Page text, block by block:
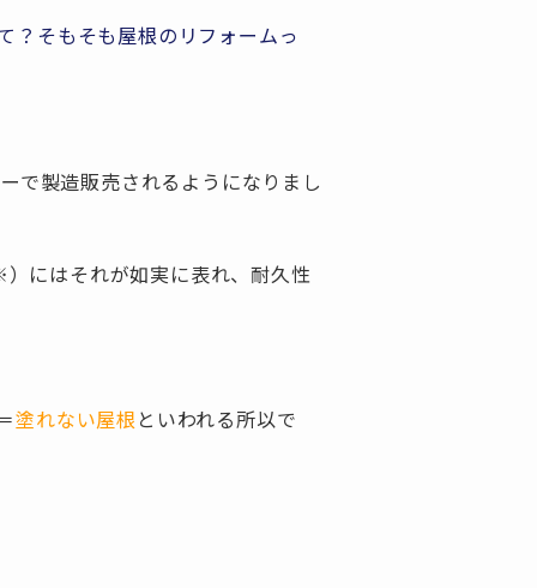
？そもそも屋根のリフォームっ
で製造販売されるようになりまし
にはそれが如実に表れ、耐久性
塗れない屋根 といわれる所以で